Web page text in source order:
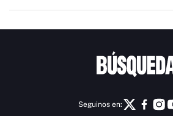
Seguinos en: